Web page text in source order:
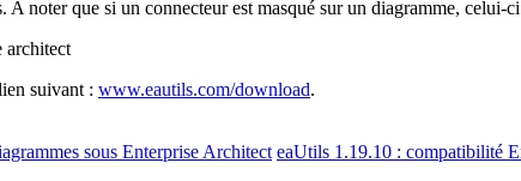
noter que si un connecteur est masqué sur un diagramme, celui-
suivant : www.eautils.com/download.
sous Enterprise Architect eaUtils 1.19.10 : compatibilité